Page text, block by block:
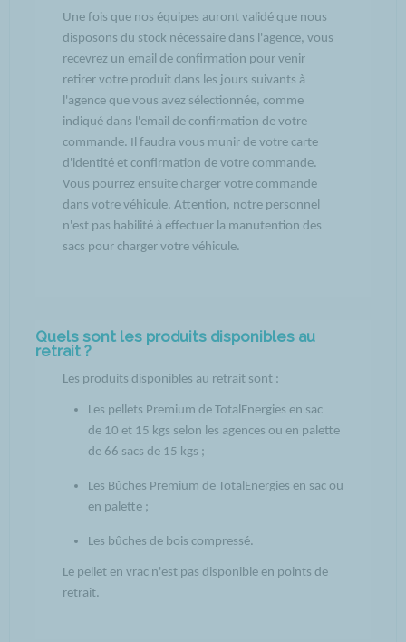
Une fois que nos équipes auront validé que nous
disposons du stock nécessaire dans l'agence, vous
recevrez un email de confirmation pour venir
retirer votre produit dans les jours suivants à
l'agence que vous avez sélectionnée, comme
indiqué dans l'email de confirmation de votre
commande. Il faudra vous munir de votre carte
d'identité et confirmation de votre commande.
Vous pourrez ensuite charger votre commande
dans votre véhicule. Attention, notre personnel
n'est pas habilité à effectuer la manutention des
sacs pour charger votre véhicule.
Quels sont les produits disponibles au
retrait ?
Les produits disponibles au retrait sont :
Les pellets Premium de TotalEnergies en sac
de 10 et 15 kgs selon les agences ou en palette
de 66 sacs de 15 kgs ;
Les Bûches Premium de TotalEnergies en sac ou
en palette ;
Les bûches de bois compressé.
Le pellet en vrac n'est pas disponible en points de
retrait.